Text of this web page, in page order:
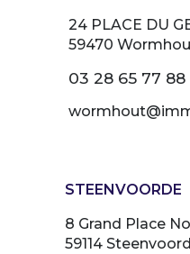
24 PLACE DU
59470
03 28 65 77 88
STEENVOORDE
8 Grand Place
59114